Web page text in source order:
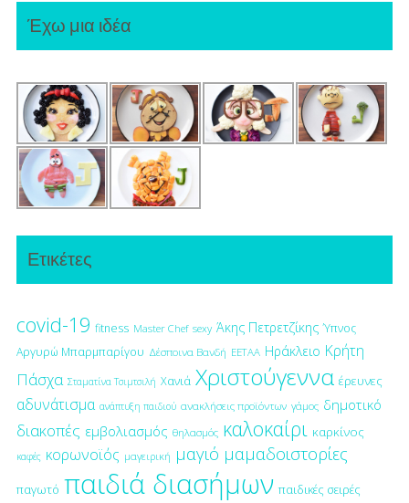
Έχω μια ιδέα
Ετικέτες
covid-19 fitness Master Chef sexy Άκης Πετρετζίκης Ύπνος
Αργυρώ Μπαρμπαρίγου Δέσποινα Βανδή ΕΕΤΑΑ Ηράκλειο Κρήτη
Πάσχα Σταματίνα Τσιμτσιλή Χανιά Χριστούγεννα έρευνες
αδυνάτισμα ανάπτυξη παιδιού ανακλήσεις προϊόντων γάμος δημοτικό
διακοπές εμβολιασμός θηλασμός καλοκαίρι καρκίνος
καφές κορωνοϊός μαγειρική μαγιό μαμαδοιστορίες
παγωτό παιδιά διασήμων παιδικές σειρές